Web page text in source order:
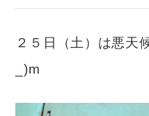
２５日（土）は悪天
_)m